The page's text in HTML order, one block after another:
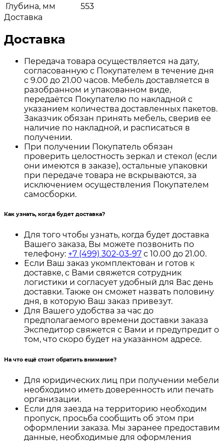
Глубина, мм
553
Доставка
Доставка
Передача товара осуществляется на дату,
согласованную с Покупателем в течение дня
с 9.00 до 21.00 часов. Мебель доставляется в
разобранном и упакованном виде,
передаётся Покупателю по накладной с
указанием количества доставленных пакетов.
Заказчик обязан принять мебель, сверив ее
наличие по накладной, и расписаться в
получении.
При получении Покупатель обязан
проверить целостность зеркал и стекол (если
они имеются в заказе), остальные упаковки
при передаче товара не вскрываются, за
исключением осуществления Покупателем
самосборки.
Как узнать, когда будет доставка?
Для того чтобы узнать, когда будет доставка
Вашего заказа, Вы можете позвонить по
телефону: +7 (499) 302-03-97 с 10.00 до 21.00.
Если Ваш заказ укомплектован и готов к
доставке, с Вами свяжется сотрудник
логистики и согласует удобный для Вас день
доставки. Также он сможет назвать половину
дня, в которую Ваш заказ привезут.
Для Вашего удобства за час до
предполагаемого времени доставки заказа
Экспедитор свяжется с Вами и предупредит о
том, что скоро будет на указанном адресе.
На что ещё стоит обратить внимание?
Для юридических лиц при получении мебели
необходимо иметь доверенность или печать
организации.
Если для заезда на территорию необходим
пропуск, просьба сообщить об этом при
оформлении заказа. Мы заранее предоставим
данные, необходимые для оформления